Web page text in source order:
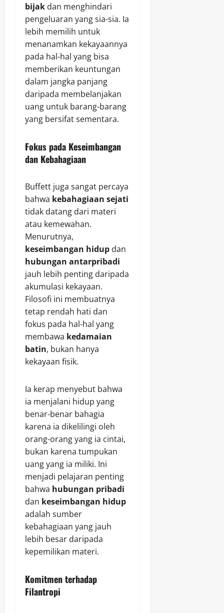
bijak dan menghindari
pengeluaran yang sia-sia. Ia
lebih memilih untuk
menanamkan kekayaannya
pada hal-hal yang bisa
memberikan keuntungan
dalam jangka panjang
daripada membelanjakan
uang untuk barang-barang
yang bersifat sementara.
Fokus pada Keseimbangan
dan Kebahagiaan
Buffett juga sangat percaya
bahwa kebahagiaan sejati
tidak datang dari materi
atau kemewahan.
Menurutnya,
keseimbangan hidup dan
hubungan antarpribadi
jauh lebih penting daripada
akumulasi kekayaan.
Filosofi ini membuatnya
tetap rendah hati dan
fokus pada hal-hal yang
membawa kedamaian
batin, bukan hanya
kekayaan fisik.
Ia kerap menyebut bahwa
ia menjalani hidup yang
benar-benar bahagia
karena ia dikelilingi oleh
orang-orang yang ia cintai,
bukan karena tumpukan
uang yang ia miliki. Ini
menjadi pelajaran penting
bahwa hubungan pribadi
dan keseimbangan hidup
adalah sumber
kebahagiaan yang jauh
lebih besar daripada
kepemilikan materi.
Komitmen terhadap
Filantropi